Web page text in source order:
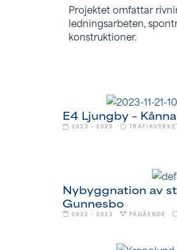
Projektet omfattar
ledningsarbeten,
konstruktioner.
E4 Ljungby – Kånna
2023 – 2025
Nybyggnation av
Gunnesbo
2022 – 2023 PÅGÅENDE